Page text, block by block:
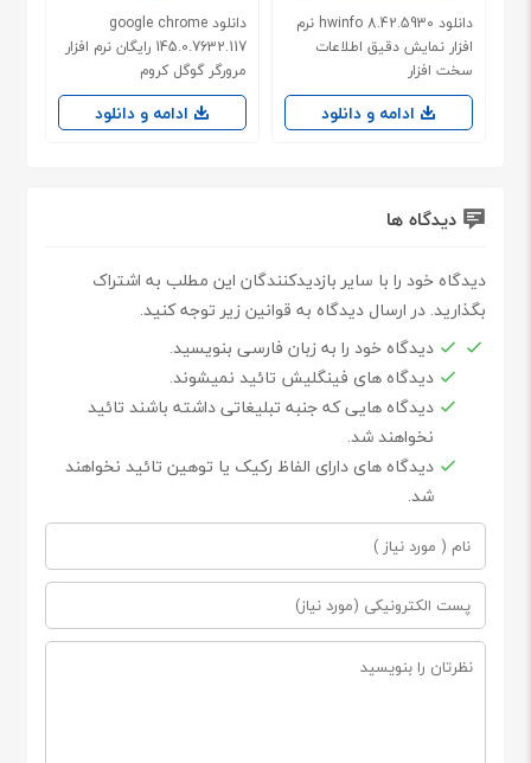
دانلود hwinfo 8.42.5930 نرم
افزار نمایش دقیق اطلاعات
سخت افزار
ادامه و دانلود
دانلود google chrome
145.0.7632.117 رایگان نرم افزار
مرورگر گوگل کروم
ادامه و دانلود
دیدگاه ها
دیدگاه خود را با سایر بازدیدکنندگان این مطلب به اشتراک
بگذارید. در ارسال دیدگاه به قوانین زیر توجه کنید.
دیدگاه خود را به زبان فارسی بنویسید.
دیدگاه های فینگلیش تائید نمیشوند.
دیدگاه هایی که جنبه تبلیغاتی داشته باشند تائید
نخواهند شد.
دیدگاه های دارای الفاظ رکیک یا توهین تائید نخواهند
شد.